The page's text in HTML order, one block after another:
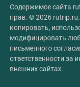
Содержимое сайта
прав. © 2026
копировать,
модифицировать
письменного
ответственности за
внешних сайтах.